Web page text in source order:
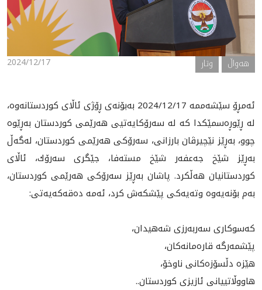
2024/12/17 هه‌واڵ وتار
ئه‌مڕۆ سێشه‌ممه‌ 2024/12/17 به‌بۆنه‌ى ڕۆژى ئاڵاى كوردستانه‌وه‌،
له‌ ڕێوڕه‌سمێكدا كه له‌ سه‌رۆكايه‌تيى هه‌رێمى كوردستان به‌ڕێوه‌
چوو، به‌ڕێز نێچيرڤان بارزانى، سه‌رۆكى هه‌رێمى كوردستان، له‌گه‌ڵ
به‌ڕێز شێخ جه‌عفه‌ر شێخ مسته‌فا، جێگرى سه‌رۆك، ئاڵاى
كوردستانيان هه‌ڵكرد. پاشان به‌ڕێز سه‌رۆكى هه‌رێمى كوردستان،
به‌م بۆنه‌يه‌وه‌ وته‌يه‌كى پێشكه‌ش كرد، ئه‌مه‌ ده‌قه‌كه‌يه‌تى:‌
كه‌سوكارى سه‌ربه‌رزى شه‌هيدان،
پێشمه‌رگه‌ قاره‌مانه‌كان،
هێزه‌ دڵسۆزه‌كانى ناوخۆ،
هاووڵاتييانى ئازيزى كوردستان..